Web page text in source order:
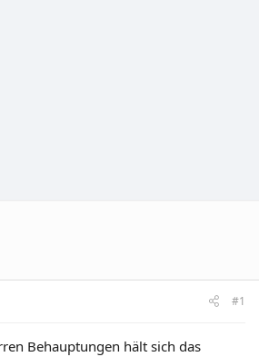
#1
Behauptungen hält sich das